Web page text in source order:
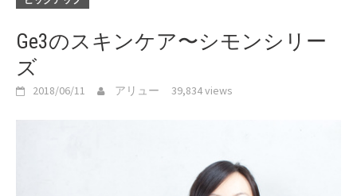
Ge3のスキンケア〜シモンシリー
ズ
2018/06/11 アリュー 39,834 views